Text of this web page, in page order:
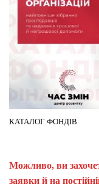
КАТАЛОГ ФОНДІВ
Можливо, ви
заявки й на